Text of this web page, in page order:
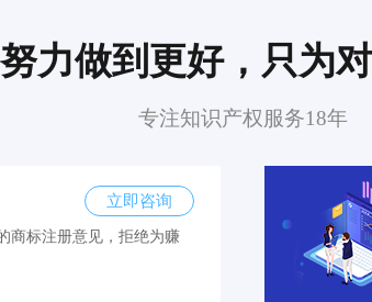
力做到更好，只为
专注知识产权服务18年
立即咨询
商标注册意见，拒绝为赚